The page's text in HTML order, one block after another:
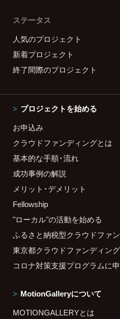
ステータス
人気のプロジェクト
新着プロジェクト
終了間際のプロジェクト
プロジェクトを始める
お申込み
クラウドファンディングとは
基本的な手順・流れ
成功事例の解説
メリット・デメリット
Fellowship
"ローカル"の活動を始める
ふるさと納税型クラウドファ
東京都クラウドファンディン
コロナ対策支援プログラムに
MotionGalleryについて
MOTIONGALLERYとは